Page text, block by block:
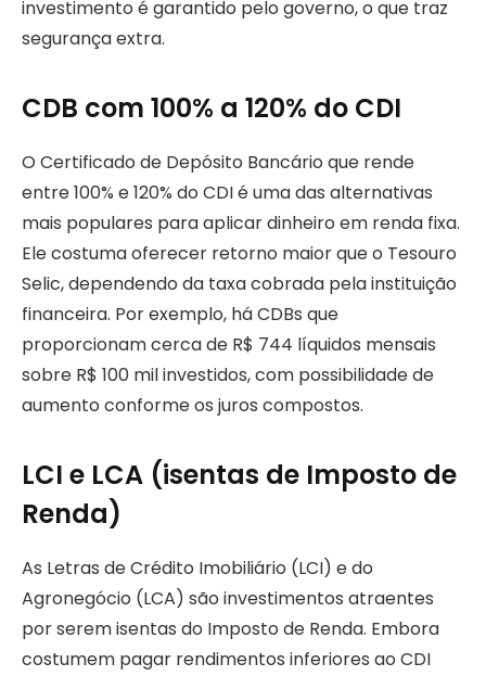
investimento é garantido pelo governo, o que traz
segurança extra.
CDB com 100% a 120% do CDI
O Certificado de Depósito Bancário que rende
entre 100% e 120% do CDI é uma das alternativas
mais populares para aplicar dinheiro em renda fixa.
Ele costuma oferecer retorno maior que o Tesouro
Selic, dependendo da taxa cobrada pela instituição
financeira. Por exemplo, há CDBs que
proporcionam cerca de R$ 744 líquidos mensais
sobre R$ 100 mil investidos, com possibilidade de
aumento conforme os juros compostos.
LCI e LCA (isentas de Imposto de
Renda)
As Letras de Crédito Imobiliário (LCI) e do
Agronegócio (LCA) são investimentos atraentes
por serem isentas do Imposto de Renda. Embora
costumem pagar rendimentos inferiores ao CDI